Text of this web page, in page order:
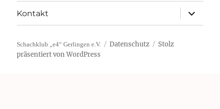
Kontakt
öffnen
Schachklub „e4“ Gerlingen e.V. Datenschutz
Stolz
präsentiert von WordPress